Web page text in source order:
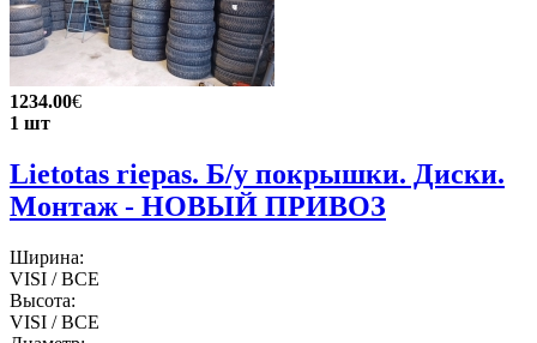
1234.00€
1 шт
Lietotas riepas. Б/у покрышки. Диски.
Монтаж - НОВЫЙ ПРИВОЗ
Ширина:
VISI / ВСЕ
Высота:
VISI / ВСЕ